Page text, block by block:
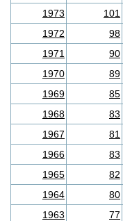
1973
101
1972
98
1971
90
1970
89
1969
85
1968
83
1967
81
1966
83
1965
82
1964
80
1963
77